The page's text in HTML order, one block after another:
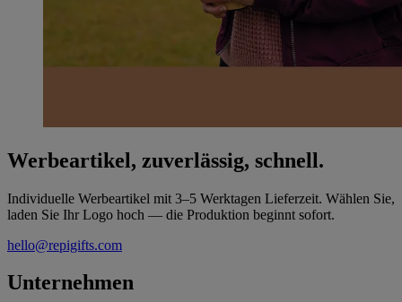
Werbeartikel, zuverlässig, schnell.
Individuelle Werbeartikel mit 3–5 Werktagen Lieferzeit. Wählen Sie,
laden Sie Ihr Logo hoch — die Produktion beginnt sofort.
hello@repigifts.com
Unternehmen